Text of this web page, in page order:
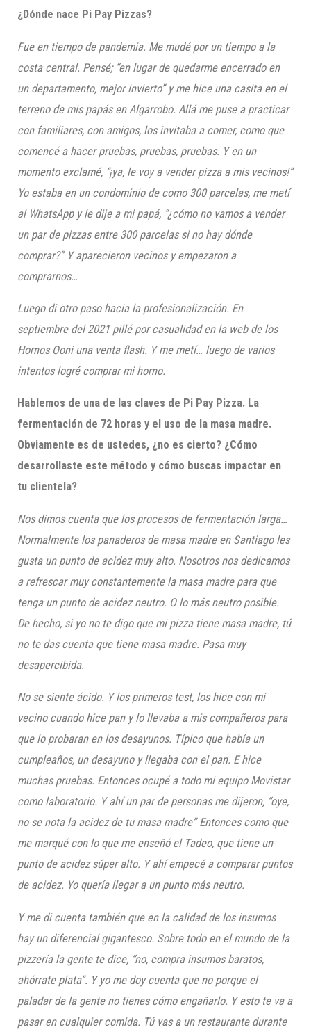
¿Dónde nace Pi Pay Pizzas?
Fue en tiempo de pandemia. Me mudé por un tiempo a la
costa central. Pensé; “en lugar de quedarme encerrado en
un departamento, mejor invierto” y me hice una casita en el
terreno de mis papás en Algarrobo. Allá me puse a practicar
con familiares, con amigos, los invitaba a comer, como que
comencé a hacer pruebas, pruebas, pruebas. Y en un
momento exclamé, “¡ya, le voy a vender pizza a mis vecinos!”
Yo estaba en un condominio de como 300 parcelas, me metí
al WhatsApp y le dije a mi papá, “¿cómo no vamos a vender
un par de pizzas entre 300 parcelas si no hay dónde
comprar?” Y aparecieron vecinos y empezaron a
comprarnos…
Luego di otro paso hacia la profesionalización. En
septiembre del 2021 pillé por casualidad en la web de los
Hornos Ooni una venta flash. Y me metí… luego de varios
intentos logré comprar mi horno.
Hablemos de una de las claves de Pi Pay Pizza. La
fermentación de 72 horas y el uso de la masa madre.
Obviamente es de ustedes, ¿no es cierto? ¿Cómo
desarrollaste este método y cómo buscas impactar en
tu clientela?
Nos dimos cuenta que los procesos de fermentación larga…
Normalmente los panaderos de masa madre en Santiago les
gusta un punto de acidez muy alto. Nosotros nos dedicamos
a refrescar muy constantemente la masa madre para que
tenga un punto de acidez neutro. O lo más neutro posible.
De hecho, si yo no te digo que mi pizza tiene masa madre, tú
no te das cuenta que tiene masa madre. Pasa muy
desapercibida.
No se siente ácido. Y los primeros test, los hice con mi
vecino cuando hice pan y lo llevaba a mis compañeros para
que lo probaran en los desayunos. Típico que había un
cumpleaños, un desayuno y llegaba con el pan. E hice
muchas pruebas. Entonces ocupé a todo mi equipo Movistar
como laboratorio. Y ahí un par de personas me dijeron, “oye,
no se nota la acidez de tu masa madre” Entonces como que
me marqué con lo que me enseñó el Tadeo, que tiene un
punto de acidez súper alto. Y ahí empecé a comparar puntos
de acidez. Yo quería llegar a un punto más neutro.
Y me di cuenta también que en la calidad de los insumos
hay un diferencial gigantesco. Sobre todo en el mundo de la
pizzería la gente te dice, “no, compra insumos baratos,
ahórrate plata”. Y yo me doy cuenta que no porque el
paladar de la gente no tienes cómo engañarlo. Y esto te va a
pasar en cualquier comida. Tú vas a un restaurante durante